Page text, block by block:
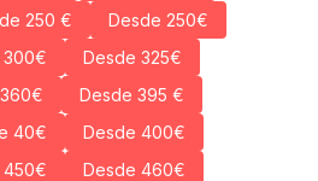
250 €
Desde 250€
300€
Desde 325€
Desde 395 €
40€
Desde 400€
450€
Desde 460€